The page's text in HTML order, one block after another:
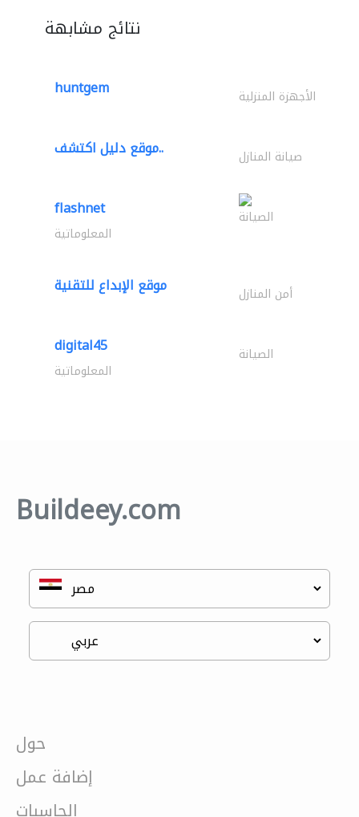
نتائج مشابهة
huntgem الأجهزة المنزلية
موقع دليل اكتشف.. صيانة المنازل
flashnet الصيانة
المعلوماتية
موقع الإبداع للتقنية أمن المنازل
digital45 الصيانة
المعلوماتية
Buildeey.com
حول
إضافة عمل
الحاسبات